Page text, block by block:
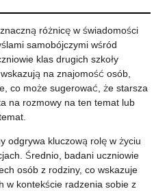
różnicę w świadomości
samobójczymi wśród
klas drugich szkoły
na znajomość osób,
co może sugerować, że starsza
na rozmowy na ten temat lub
odgrywa kluczową rolę w życiu
Średnio, badani uczniowie
osób z rodziny, co wskazuje
w kontekście radzenia sobie z